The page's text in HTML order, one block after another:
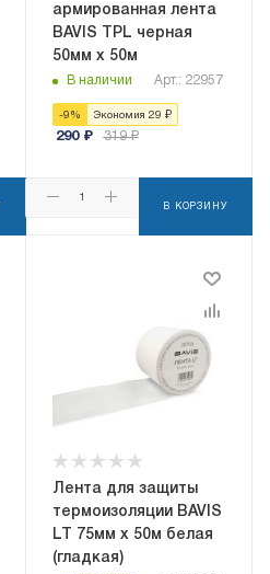
армированная лента
BAVIS TPL черная
50мм x 50м
В наличии Арт.: 22957
-9 % Экономия 29 ₽
290₽ 319₽
В КОРЗИНУ
Лента для защиты
термоизоляции BAVIS
LT 75мм х 50м белая
(гладкая)